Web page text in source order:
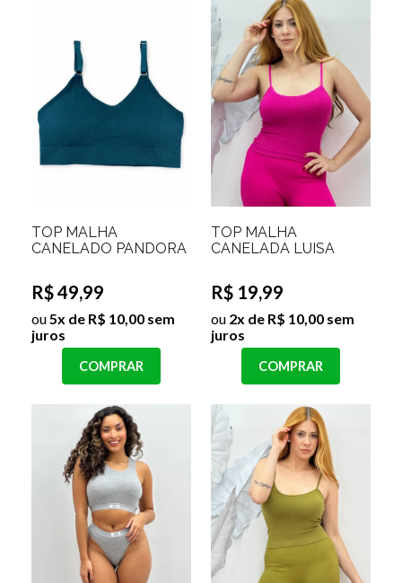
TOP MALHA
CANELADO PANDORA
R$ 49,99
ou5x de R$ 10,00 sem
juros
COMPRAR
TOP MALHA
CANELADA LUISA
R$ 19,99
ou 2x de R$ 10,00 sem
juros
COMPRAR